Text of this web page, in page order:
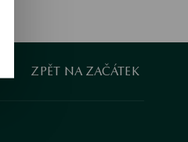
ZPĚT NA ZAČÁTEK